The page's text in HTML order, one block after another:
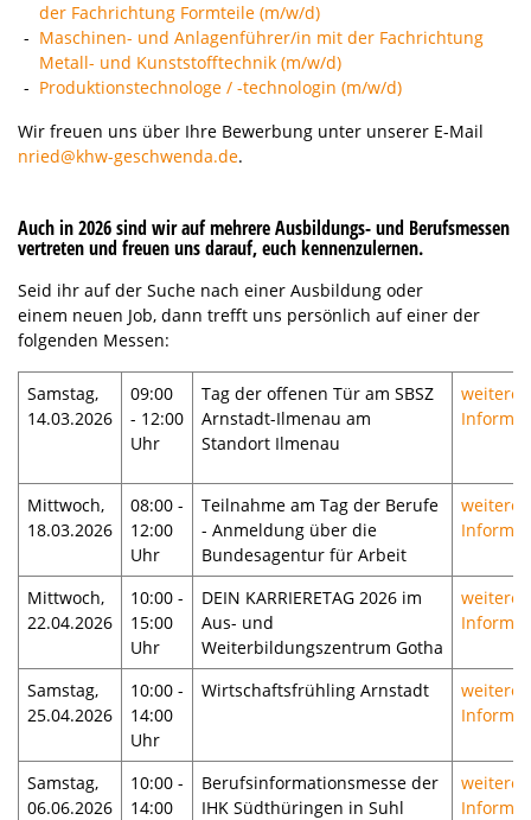
der Fachrichtung Formteile (m/w/d)
Maschinen- und Anlagenführer/in mit der Fachrichtung
Metall- und Kunststofftechnik (m/w/d)
Produktionstechnologe / -technologin (m/w/d)
Wir freuen uns über Ihre Bewerbung unter unserer E-Mail
nried@khw-geschwenda.de.
Auch in 2026 sind wir auf mehrere Ausbildungs- und Berufsmessen
vertreten und freuen uns darauf, euch kennenzulernen.
Seid ihr auf der Suche nach einer Ausbildung oder
einem neuen Job, dann trefft uns persönlich auf einer der
folgenden Messen:
Samstag,
14.03.2026
09:00
- 12:00
Uhr
Tag der offenen Tür am SBSZ
Arnstadt-Ilmenau am
Standort Ilmenau
weitere
Mittwoch,
18.03.2026
08:00 -
12:00
Uhr
Teilnahme am Tag der Berufe
- Anmeldung über die
Bundesagentur für Arbeit
weitere
Mittwoch,
22.04.2026
10:00 -
15:00
Uhr
DEIN KARRIERETAG 2026 im
Aus- und
Weiterbildungszentrum Gotha
weitere
Samstag,
25.04.2026
10:00 -
14:00
Uhr
Wirtschaftsfrühling Arnstadt
weitere
Samstag,
06.06.2026
10:00 -
14:00
Berufsinformationsmesse der
IHK Südthüringen in Suhl
weitere